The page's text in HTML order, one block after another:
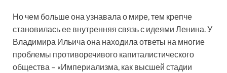
Но чем больше она узнавала о мире, тем крепче
становилась ее внутренняя связь с идеями Ленина. У
Владимира Ильича она находила ответы на многие
проблемы противоречивого капиталистического
общества – «Империализма, как высшей стадии